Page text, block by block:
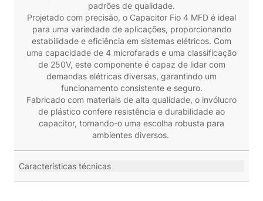
padrões de qualidade.
Projetado com precisão, o Capacitor Fio 4 MFD é ideal
para uma variedade de aplicações, proporcionando
estabilidade e eficiência em sistemas elétricos. Com
uma capacidade de 4 microfarads e uma classificação
de 250V, este componente é capaz de lidar com
demandas elétricas diversas, garantindo um
funcionamento consistente e seguro.
Fabricado com materiais de alta qualidade, o invólucro
de plástico confere resistência e durabilidade ao
capacitor, tornando-o uma escolha robusta para
ambientes diversos.
Características técnicas